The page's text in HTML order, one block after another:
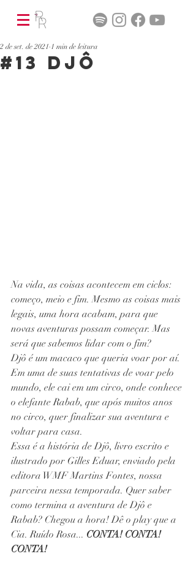
#13 Djô
2 de set. de 2021 1 min de leitura
Na vida, as coisas acontecem em ciclos:
começo, meio e fim. Mesmo as coisas mais
legais, uma hora acabam, para que
novas aventuras possam começar. Mas
será que sabemos lidar com o fim?
Djô é um macaco que queria voar por aí.
Em uma de suas tentativas de voar pelo
mundo, ele cai em um circo, onde conhece
o elefante Rabab, que após muitos anos
no circo, quer finalizar sua aventura e
voltar para casa.
Essa é a história de Djô, livro escrito e
ilustrado por Gilles Eduar, enviado pela
editora WMF Martins Fontes, nossa
parceira nessa temporada. Quer saber
como termina a aventura de Djô e
Rabab? Chegou a hora! Dê o play que a
Cia. Ruído Rosa... CONTA! CONTA!
CONTA!